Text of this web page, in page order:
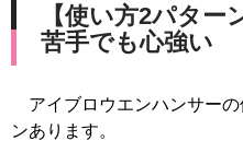
【使い方2パタ
苦手でも心強い
アイブロウエンハンサーの
ンあります。